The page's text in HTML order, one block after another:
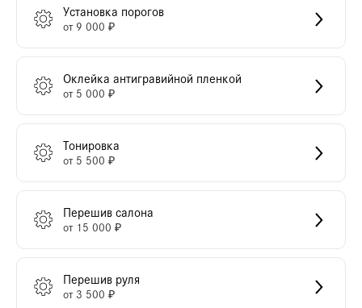
Установка порогов
от 9 000 ₽
Оклейка антигравийной пленкой
от 5 000 ₽
Тонировка
от 5 500 ₽
Перешив салона
от 15 000 ₽
Перешив руля
от 3 500 ₽